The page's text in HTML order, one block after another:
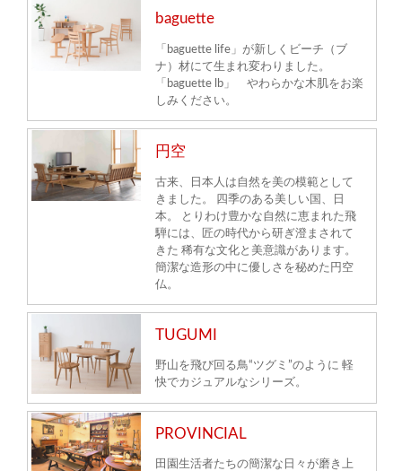
baguette
「baguette life」が新しくビーチ（ブ
ナ）材にて生まれ変わりました。
「baguette lb」 やわらかな木肌をお楽
しみください。
円空
古来、日本人は自然を美の模範として
きました。 四季のある美しい国、日
本。 とりわけ豊かな自然に恵まれた飛
騨には、匠の時代から研ぎ澄まされて
きた 稀有な文化と美意識があります。
簡潔な造形の中に優しさを秘めた円空
仏。
TUGUMI
野山を飛び回る鳥“ツグミ”のように 軽
快でカジュアルなシリーズ。
PROVINCIAL
田園生活者たちの簡潔な日々が磨き上